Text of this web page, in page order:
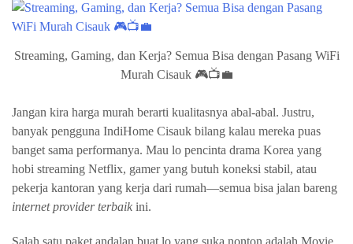
Streaming, Gaming, dan Kerja? Semua Bisa dengan Pasang WiFi
Murah Cisauk 🎮📺💼
Jangan kira harga murah berarti kualitasnya abal-abal. Justru,
banyak pengguna IndiHome Cisauk bilang kalau mereka puas
banget sama performanya. Mau lo pencinta drama Korea yang
hobi streaming Netflix, gamer yang butuh koneksi stabil, atau
pekerja kantoran yang kerja dari rumah—semua bisa jalan bareng
internet provider terbaik ini.